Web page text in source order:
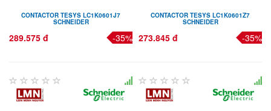
CONTACTOR TESYS LC1K0601J7
SCHNEIDER
289.575 đ -35%
CONTACTOR TESYS LC1K0601Z7
SCHNEIDER
273.845 đ -35%